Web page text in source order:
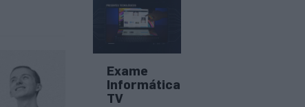
Exame
Informática
TV